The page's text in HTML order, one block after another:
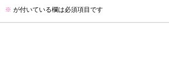
※ が付いている欄は必須項目です